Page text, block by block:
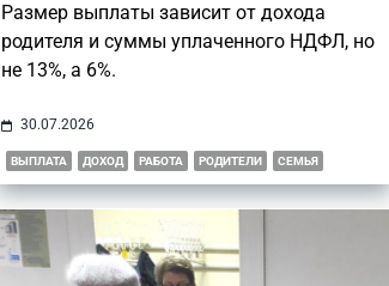
Размер выплаты зависит от дохода
родителя и суммы уплаченного НДФЛ, но
не 13%, а 6%.
30.07.2026
ВЫПЛАТА ДОХОД РАБОТА РОДИТЕЛИ СЕМЬЯ